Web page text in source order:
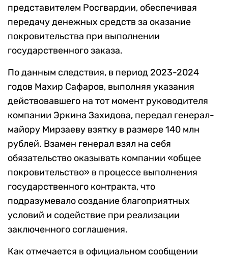
представителем Росгвардии, обеспечивая
передачу денежных средств за оказание
покровительства при выполнении
государственного заказа.
По данным следствия, в период 2023-2024
годов Махир Сафаров, выполняя указания
действовавшего на тот момент руководителя
компании Эркина Захидова, передал генерал-
майору Мирзаеву взятку в размере 140 млн
рублей. Взамен генерал взял на себя
обязательство оказывать компании «общее
покровительство» в процессе выполнения
государственного контракта, что
подразумевало создание благоприятных
условий и содействие при реализации
заключенного соглашения.
Как отмечается в официальном сообщении